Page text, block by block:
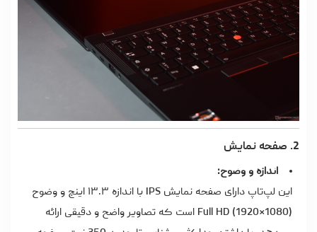
2. صفحه نمایش
اندازه و وضوح:
این لپ‌تاپ دارای صفحه نمایش IPS با اندازه ۱۳.۳ اینچ و وضوح
Full HD (1920×1080) است که تصاویر واضح و دقیقی ارائه